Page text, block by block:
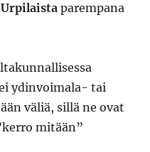
parempana
ydinvoimala- tai
väliä, sillä ne ovat
mitään”